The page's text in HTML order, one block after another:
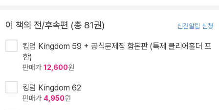
이 책의 전/후속편 (총 81권) 신간알림 신청
킹덤 Kingdom 59 + 공식문제집 합본판 (특제 클리어홀더 포
함)
판매가 12,600원
킹덤 Kingdom 62
판매가 4,950원